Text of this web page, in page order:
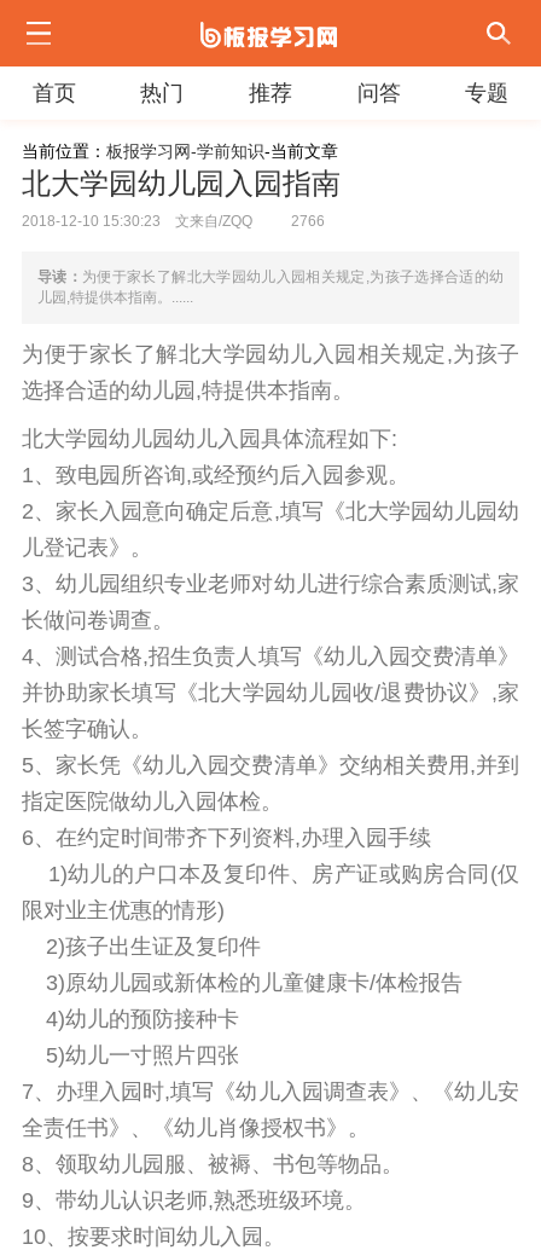
首页 热门 推荐 问答 专题
当前位置： 板报学习网-学前知识-当前文章
北大学园幼儿园入园指南
2018-12-10 15:30:23 文来自/ZQQ 2766
导读： 为便于家长了解北大学园幼儿入园相关规定,为孩子选择合适的幼
儿园,特提供本指南。......
为便于家长了解北大学园幼儿入园相关规定,为孩子
选择合适的幼儿园,特提供本指南。
北大学园幼儿园幼儿入园具体流程如下:
1、致电园所咨询,或经预约后入园参观。
2、家长入园意向确定后意,填写《北大学园幼儿园幼
儿登记表》。
3、幼儿园组织专业老师对幼儿进行综合素质测试,家
长做问卷调查。
4、测试合格,招生负责人填写《幼儿入园交费清单》
并协助家长填写《北大学园幼儿园收/退费协议》,家
长签字确认。
5、家长凭《幼儿入园交费清单》交纳相关费用,并到
指定医院做幼儿入园体检。
6、在约定时间带齐下列资料,办理入园手续
1)幼儿的户口本及复印件、房产证或购房合同(仅
限对业主优惠的情形)
2)孩子出生证及复印件
3)原幼儿园或新体检的儿童健康卡/体检报告
4)幼儿的预防接种卡
5)幼儿一寸照片四张
7、办理入园时,填写《幼儿入园调查表》、《幼儿安
全责任书》、《幼儿肖像授权书》。
8、领取幼儿园服、被褥、书包等物品。
9、带幼儿认识老师,熟悉班级环境。
10、按要求时间幼儿入园。